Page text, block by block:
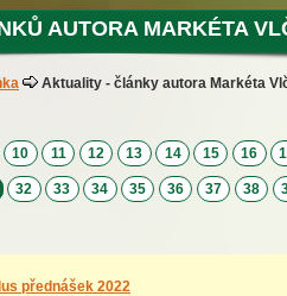
AUTORA MARKÉTA
Aktuality - články autora Markéta
10 11 12 13 14 15 16
32 33 34 35 36 37 38
přednášek 2022